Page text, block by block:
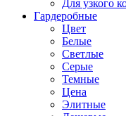
Для узкого
Гардеробные
Цвет
Белые
Светлые
Серые
Темные
Цена
Элитные